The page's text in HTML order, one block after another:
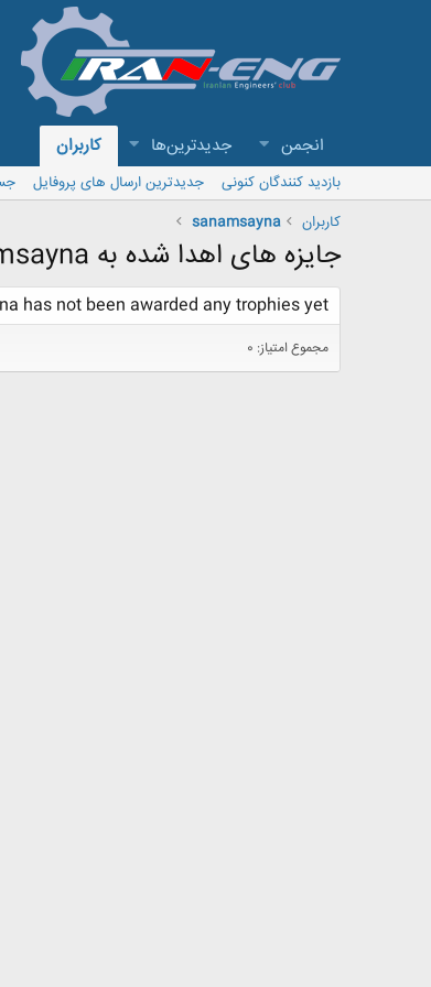
انجمن جدیدترین‌ها کاربران
بازدید کنندگان کنونی جدیدترین ارسال های پروفایل
کاربران
sanamsayna
جایزه های اهدا شده به sanamsayna
has not been awarded any trophies yet.
مجموع امتیاز: 0